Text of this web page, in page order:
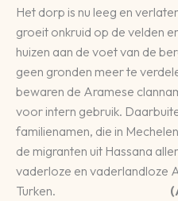
Het dorp is nu leeg en
groeit onkruid op de velden
huizen aan de voet van de
geen gronden meer te
bewaren de Aramese
voor intern gebruik.
familienamen, die in
de migranten uit Hassana
vaderloze en vaderlandloze
Turken.